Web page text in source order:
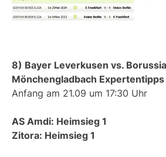
8) Bayer Leverkusen vs. Borussia
Mönchengladbach Expertentipps
Anfang am 21.09 um 17:30 Uhr
AS Amdi: Heimsieg 1
Zitora: Heimsieg 1